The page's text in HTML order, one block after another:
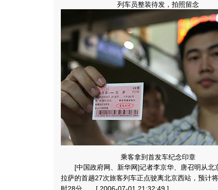
列车员整装待发，拍照留念
乘客拿到首发车纪念印章
[中国政府网、新华网]记者李京华、唐召明从北
拉萨的首趟27次旅客列车正点驶离北京西站，预计